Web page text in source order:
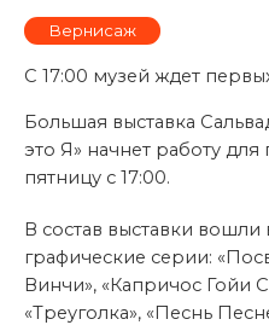
Вернисаж
С 17:00 музей ждет
Большая выставка
это Я» начнет работу для
пятницу с 17:00.
В состав выставки
графические серии:
Винчи», «Капричос Гойи
«Треуголка», «Песнь